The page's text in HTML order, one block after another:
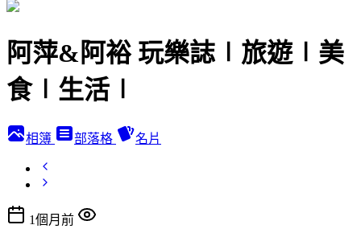
阿萍&阿裕 玩樂誌∣旅遊∣美
食∣生活∣
相簿 部落格 名片
1個月前